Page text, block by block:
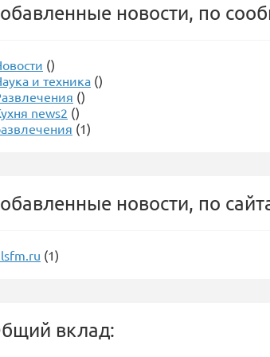
новости, по
()
и техника ()
()
news2 ()
(1)
новости, по
(1)
вклад: